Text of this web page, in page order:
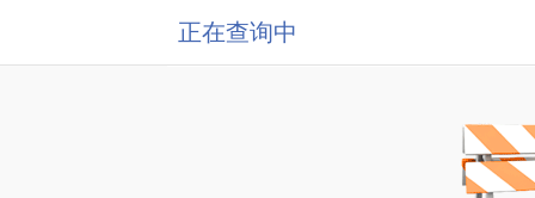
正在查询中